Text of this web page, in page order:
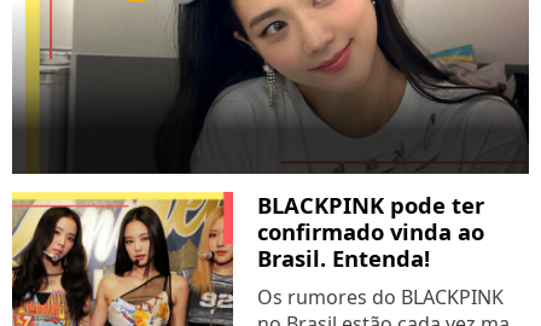
BLACKPINK pode ter
confirmado vinda ao
Brasil. Entenda!
Os rumores do BLACKPINK